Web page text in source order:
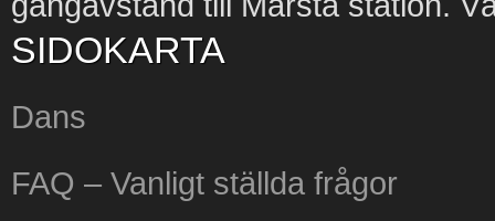
SIDOKARTA
Dans
FAQ – Vanligt ställda frågor